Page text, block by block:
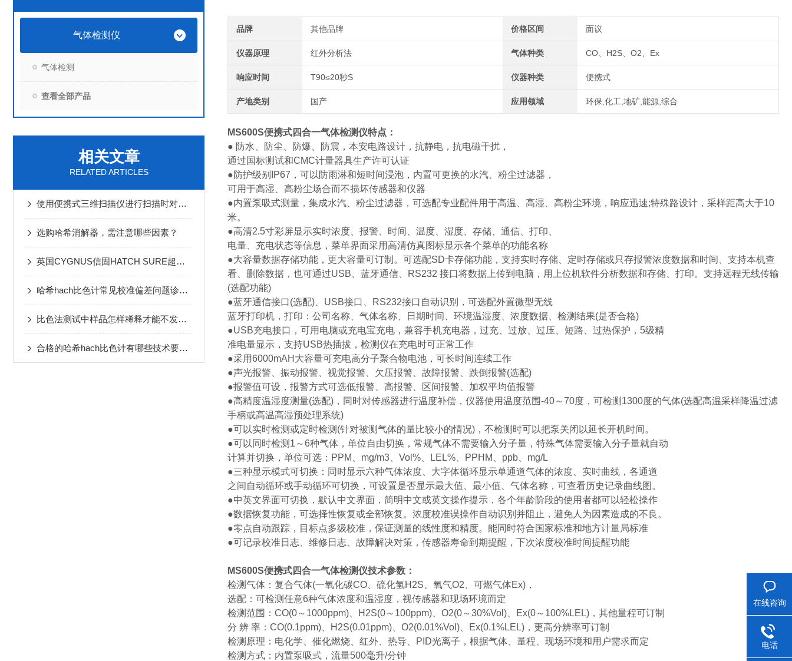
气体检测仪
气体检测
查看全部产品
相关文章
RELATED ARTICLES
使用便携式三维扫描仪进行扫描时对环境有何要求？
选购哈希消解器，需注意哪些因素？
英国CYGNUS信固HATCH SURE超声波舱口盖测漏仪操作步骤
哈希hach比色计常见校准偏差问题诊断与精度恢复技巧
比色法测试中样品怎样稀释才能不发生干扰
合格的哈希hach比色计有哪些技术要求？
品牌 其他品牌 价格区间 面议
仪器原理 红外分析法 气体种类 CO、H2S、O2、Ex
响应时间 T90≤20秒S 仪器种类 便携式
产地类别 国产 应用领域 环保,化工,地矿,能源,综合
MS600S便携式四合一气体检测仪特点：
● 防水、防尘、防爆、防震，本安电路设计，抗静电，抗电磁干扰，
通过国标测试和CMC计量器具生产许可认证
●防护级别IP67，可以防雨淋和短时间浸泡，内置可更换的水汽、粉尘过滤器，
可用于高湿、高粉尘场合而不损坏传感器和仪器
●内置泵吸式测量，集成水汽、粉尘过滤器，可选配专业配件用于高温、高湿、高粉尘环境，响应迅速;特殊路设计，采样距高大于10
米。
●高清2.5寸彩屏显示实时浓度、报警、时间、温度、湿度、存储、通信、打印、
电量、充电状态等信息，菜单界面采用高清仿真图标显示各个菜单的功能名称
●大容量数据存储功能，更大容量可订制。可选配SD卡存储功能，支持实时存储、定时存储或只存报警浓度数据和时间、支持本机查
看、删除数据，也可通过USB、蓝牙通信、RS232 接口将数据上传到电脑，用上位机软件分析数据和存储、打印。支持远程无线传输
(选配功能)
●蓝牙通信接口(选配)、USB接口、RS232接口自动识别，可选配外置微型无线
蓝牙打印机，打印：公司名称、气体名称、日期时间、环境温湿度、浓度数据、检测结果(是否合格)
●USB充电接口，可用电脑或充电宝充电，兼容手机充电器，过充、过放、过压、短路、过热保护，5级精
准电量显示，支持USB热插拔，检测仪在充电时可正常工作
●采用6000mAH大容量可充电高分子聚合物电池，可长时间连续工作
●声光报警、振动报警、视觉报警、欠压报警、故障报警、跌倒报警(选配)
●报警值可设，报警方式可选低报警、高报警、区间报警、加权平均值报警
●高精度温湿度测量(选配)，同时对传感器进行温度补偿，仪器使用温度范围-40～70度，可检测1300度的气体(选配高温采样降温过滤
手柄或高温高湿预处理系统)
●可以实时检测或定时检测(针对被测气体的量比较小的情况)，不检测时可以把泵关闭以延长开机时间。
●可以同时检测1～6种气体，单位自由切换，常规气体不需要输入分子量，特殊气体需要输入分子量就自动
计算并切换，单位可选：PPM、mg/m3、Vol%、LEL%、PPHM、ppb、mg/L
●三种显示模式可切换：同时显示六种气体浓度、大字体循环显示单通道气体的浓度、实时曲线，各通道
之间自动循环或手动循环可切换，可设置是否显示最大值、最小值、气体名称，可查看历史记录曲线图。
●中英文界面可切换，默认中文界面，简明中文或英文操作提示，各个年龄阶段的使用者都可以轻松操作
●数据恢复功能，可选择性恢复或全部恢复。浓度校准误操作自动识别并阻止，避免人为因素造成的不良。
●零点自动跟踪，目标点多级校准，保证测量的线性度和精度。能同时符合国家标准和地方计量局标准
●可记录校准日志、维修日志、故障解决对策，传感器寿命到期提醒，下次浓度校准时间提醒功能
MS600S便携式四合一气体检测仪技术参数：
检测气体：复合气体(一氧化碳CO、硫化氢H2S、氧气O2、可燃气体Ex)，
选配：可检测任意6种气体浓度和温湿度，视传感器和现场环境而定
检测范围：CO(0～1000ppm)、H2S(0～100ppm)、O2(0～30%Vol)、Ex(0～100%LEL)，其他量程可订制
分 辨 率：CO(0.1ppm)、H2S(0.01ppm)、O2(0.01%Vol)、Ex(0.1%LEL)，更高分辨率可订制
检测原理：电化学、催化燃烧、红外、热导、PID光离子，根据气体、量程、现场环境和用户需求而定
检测方式：内置泵吸式，流量500毫升/分钟
在线咨询
电话